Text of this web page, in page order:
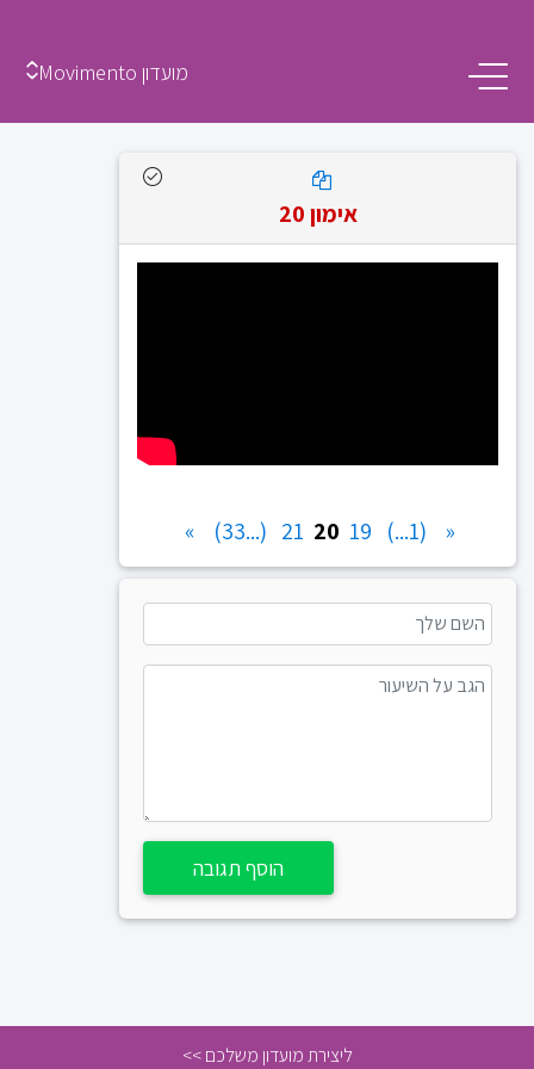
מועדון Movimento
אימון 20
«
(1...)
19
20
21
(...33)
»
הוסף תגובה
ליצירת מועדון משלכם >>